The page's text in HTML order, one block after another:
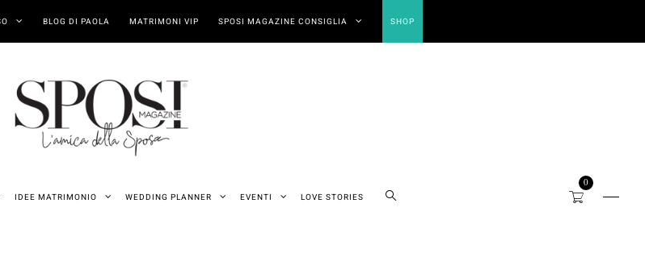
BLOG DI PAOLA MATRIMONI VIP SPOSI MAGAZINE CONSIGLIA SHOP
IDEE MATRIMONIO WEDDING PLANNER EVENTI LOVE STORIES
0